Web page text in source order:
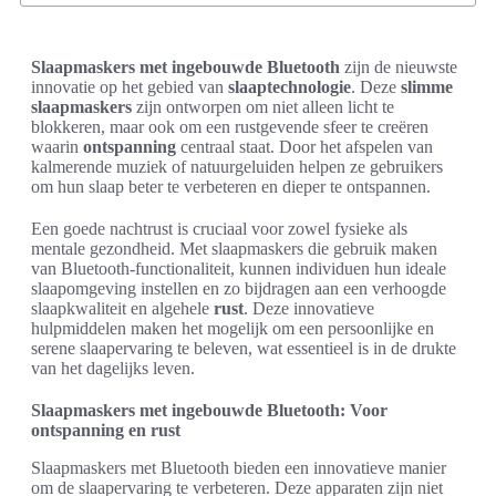
Slaapmaskers met ingebouwde Bluetooth zijn de nieuwste
innovatie op het gebied van slaaptechnologie. Deze slimme
slaapmaskers zijn ontworpen om niet alleen licht te
blokkeren, maar ook om een rustgevende sfeer te creëren
waarin ontspanning centraal staat. Door het afspelen van
kalmerende muziek of natuurgeluiden helpen ze gebruikers
om hun slaap beter te verbeteren en dieper te ontspannen.
Een goede nachtrust is cruciaal voor zowel fysieke als
mentale gezondheid. Met slaapmaskers die gebruik maken
van Bluetooth-functionaliteit, kunnen individuen hun ideale
slaapomgeving instellen en zo bijdragen aan een verhoogde
slaapkwaliteit en algehele rust. Deze innovatieve
hulpmiddelen maken het mogelijk om een persoonlijke en
serene slaapervaring te beleven, wat essentieel is in de drukte
van het dagelijks leven.
Slaapmaskers met ingebouwde Bluetooth: Voor
ontspanning en rust
Slaapmaskers met Bluetooth bieden een innovatieve manier
om de slaapervaring te verbeteren. Deze apparaten zijn niet